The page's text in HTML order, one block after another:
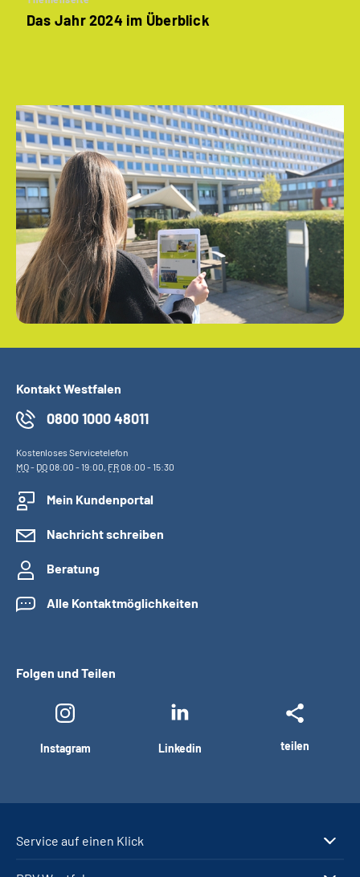
Das Jahr 2024 im Überblick
Kontakt Westfalen
0800 1000 48011
Kostenloses Servicetelefon
MO- DO08:00 - 19:00, FR08:00 - 15:30
Mein Kundenportal
Nachricht schreiben
Beratung
Alle Kontaktmöglichkeiten
Folgen und Teilen
Instagram Linkedin teilen
Service auf einen Klick